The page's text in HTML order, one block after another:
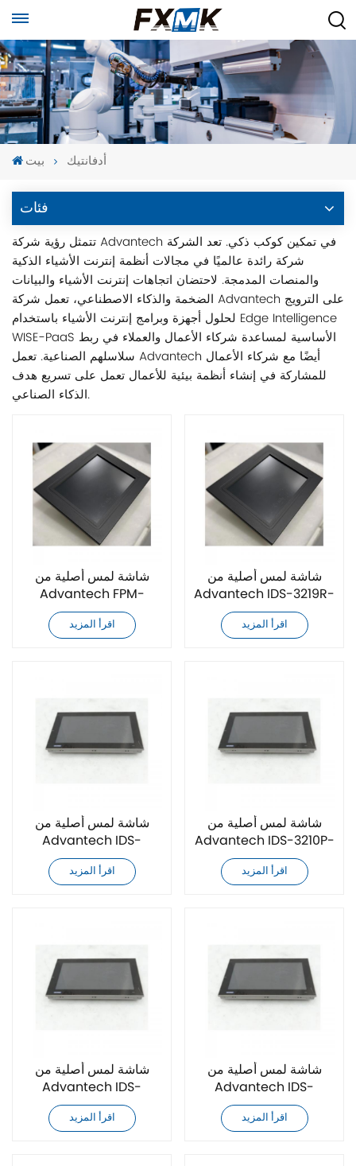
بيت أدفانتيك
فئات
تتمثل رؤية شركة Advantech في تمكين كوكب ذكي. تعد الشركة
شركة رائدة عالميًا في مجالات أنظمة إنترنت الأشياء الذكية
والمنصات المدمجة. لاحتضان اتجاهات إنترنت الأشياء والبيانات
الضخمة والذكاء الاصطناعي، تعمل شركة Advantech على الترويج
لحلول أجهزة وبرامج إنترنت الأشياء باستخدام Edge Intelligence
WISE-PaaS الأساسية لمساعدة شركاء الأعمال والعملاء في ربط
سلاسلهم الصناعية. تعمل Advantech أيضًا مع شركاء الأعمال
للمشاركة في إنشاء أنظمة بيئية للأعمال تعمل على تسريع هدف
الذكاء الصناعي.
شاشة لمس أصلية من
Advantech FPM-
3151G-R3BE
اقرأ المزيد
شاشة لمس أصلية من
Advantech IDS-3219R-
35SXA1E
اقرأ المزيد
شاشة لمس أصلية من
Advantech IDS-
3219G-35SXA1E
اقرأ المزيد
شاشة لمس أصلية من
Advantech IDS-3210P-
50XGA1
اقرأ المزيد
شاشة لمس أصلية من
Advantech IDS-
3210ER-23SVA1E
اقرأ المزيد
شاشة لمس أصلية من
Advantech IDS-
3210EG-23SVA1E
اقرأ المزيد